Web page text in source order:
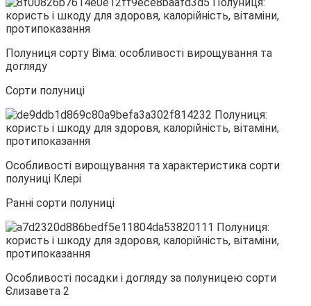
Полуниця сорту Віма: особливості вирощування та
догляду
Сорти полуниці
Особливості вирощування та характеристика сорти
полуниці Клері
Ранні сорти полуниці
Особливості посадки і догляду за полуницею сорти
Єлизавета 2